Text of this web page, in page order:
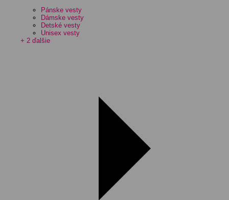
Pánske vesty
Dámske vesty
Detské vesty
Unisex vesty
+ 2 ďalšie